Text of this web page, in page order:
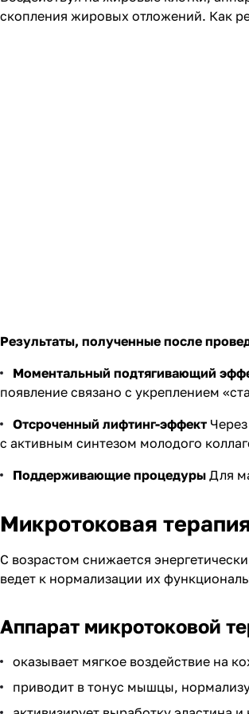
скопления жировых отложений. Как
Результаты, полученные после
Моментальный подтягивающий
появление связано с укреплением
Отсроченный лифтинг-эффект
с активным синтезом молодого
Поддерживающие процедуры Для
Микротоковая
С возрастом снижается
ведет к нормализации их
Аппарат микротоковой
оказывает мягкое воздействие на
приводит в тонус мышцы,